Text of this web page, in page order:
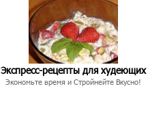
Экспресс-рецепты для худеющих
Экономьте время и Стройнейте Вкусно!